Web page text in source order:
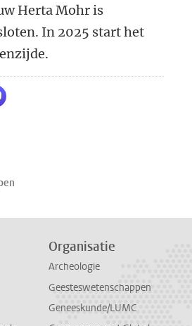
Herta Mohr is
In 2025 start het
via WhatsApp
via Mastodon
Organisatie
Archeologie
Geesteswetenschappen
Geneeskunde/LUMC